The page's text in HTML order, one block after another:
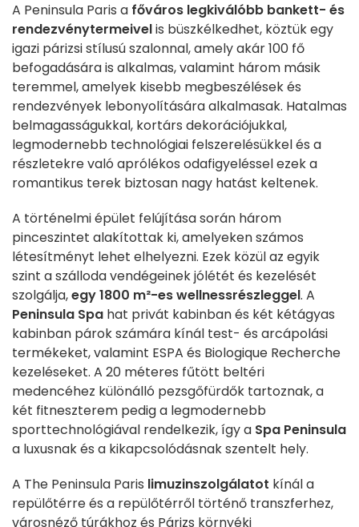
A Peninsula Paris a főváros legkiválóbb bankett- és
rendezvénytermeivelis büszkélkedhet, köztük egy
igazi párizsi stílusú szalonnal, amely akár 100 fő
befogadására is alkalmas, valamint három másik
teremmel, amelyek kisebb megbeszélések és
rendezvények lebonyolítására alkalmasak. Hatalmas
belmagasságukkal, kortárs dekorációjukkal,
legmodernebb technológiai felszerelésükkel és a
részletekre való aprólékos odafigyeléssel ezek a
romantikus terek biztosan nagy hatást keltenek.
A történelmi épület felújítása során három
pinceszintet alakítottak ki, amelyeken számos
létesítményt lehet elhelyezni. Ezek közül az egyik
szint a szálloda vendégeinek jólétét és kezelését
szolgálja,egy 1800 m²-es wellnessrészleggel. A
Peninsula Spa hat privát kabinban és két kétágyas
kabinban párok számára kínál test- és arcápolási
termékeket, valamint ESPA és Biologique Recherche
kezeléseket. A 20 méteres fűtött beltéri
medencéhez különálló pezsgőfürdők tartoznak, a
két fitneszterem pedig a legmodernebb
sporttechnológiával rendelkezik, így a Spa Peninsula
a luxusnak és a kikapcsolódásnak szentelt hely.
A The Peninsula Paris limuzinszolgálatot kínál a
repülőtérre és a repülőtérről történő transzferhez,
városnéző túrákhoz és Párizs környéki